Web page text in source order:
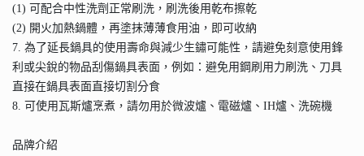
(1) 可配合中性洗劑正常刷洗，刷洗後用乾布擦乾
(2) 開火加熱鍋體，再塗抹薄薄食用油，即可收納
7. 為了延長鍋具的使用壽命與減少生鏽可能性，請避免刻意使用鋒
利或尖銳的物品刮傷鍋具表面，例如：避免用鋼刷用力刷洗、刀具
直接在鍋具表面直接切割分食
8. 可使用瓦斯爐烹煮，請勿用於微波爐、電磁爐、IH爐、洗碗機
品牌介紹